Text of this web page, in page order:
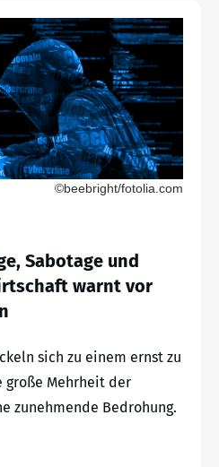
©beebright/fotolia.com
Sabotage und
warnt vor
sich zu einem ernst zu
große Mehrheit der
zunehmende Bedrohung.